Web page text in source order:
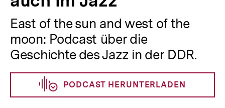
East of the sun and west of the
moon: Podcast über die
Geschichte des Jazz in der DDR.
PODCAST HERUNTERLADEN